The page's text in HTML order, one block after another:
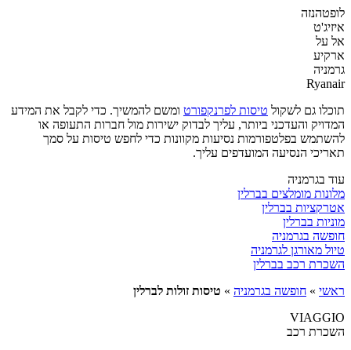
לופטהנזה
איזיג'ט
אל על
ארקיע
גרמניה
Ryanair
תוכלו גם לשקול טיסות לפרנקפורט ומשם להמשיך. כדי לקבל את המידע
המדויק והעדכני ביותר, עליך לבדוק ישירות מול חברות התעופה או
להשתמש בפלטפורמות נסיעות מקוונות כדי לחפש טיסות על סמך
תאריכי הנסיעה המועדפים עליך.
עוד בגרמניה
מלונות מומלצים בברלין
אטרקציות בברלין
מוניות בברלין
חופשה בגרמניה
טיול מאורגן לגרמניה
השכרת רכב בברלין
ראשי » חופשה בגרמניה » טיסות זולות לברלין
VIAGGIO
השכרת רכב